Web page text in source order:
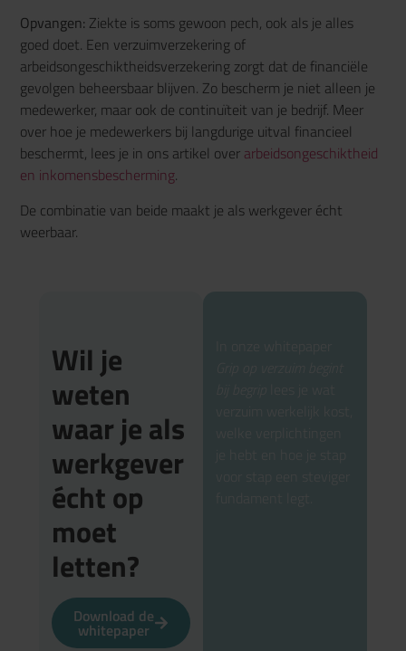
Opvangen: Ziekte is soms gewoon pech, ook als je alles
goed doet. Een verzuimverzekering of
arbeidsongeschiktheidsverzekering zorgt dat de financiële
gevolgen beheersbaar blijven. Zo bescherm je niet alleen je
medewerker, maar ook de continuïteit van je bedrijf. Meer
over hoe je medewerkers bij langdurige uitval financieel
beschermt, lees je in ons artikel over arbeidsongeschiktheid
en inkomensbescherming.
De combinatie van beide maakt je als werkgever écht
weerbaar.
Wil je
weten
waar je als
werkgever
écht op
moet
letten?
Download de
whitepaper